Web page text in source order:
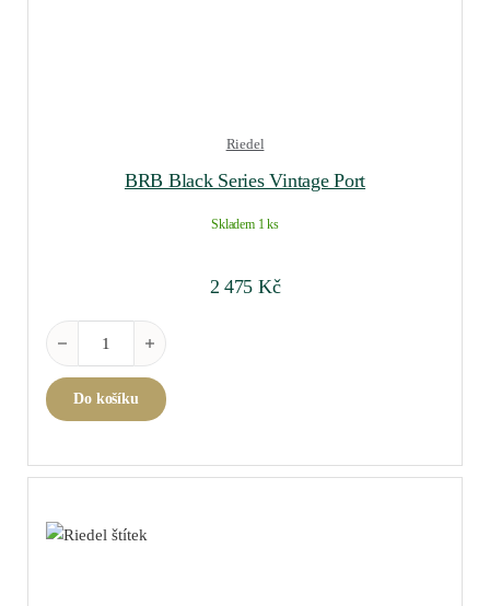
Riedel
BRB Black Series Vintage Port
Skladem 1 ks
2 475 Kč
BRB Black Series Vintage Port množství
Do košíku